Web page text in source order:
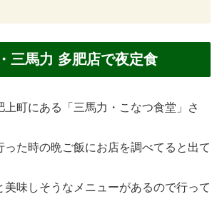
三馬力 多肥店で夜定食
上町にある「三馬力・こなつ食堂」さ
った時の晩ご飯にお店を調べてると出て
美味しそうなメニューがあるので行って